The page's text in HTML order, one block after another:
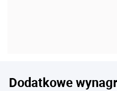
Dodatkowe